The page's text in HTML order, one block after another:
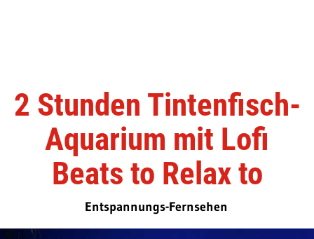
2 Stunden Tintenfisch-
Aquarium mit Lofi
Beats to Relax to
Entspannungs-Fernsehen